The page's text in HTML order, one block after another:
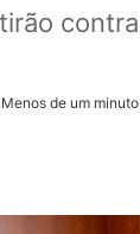
contra
Menos de um minuto